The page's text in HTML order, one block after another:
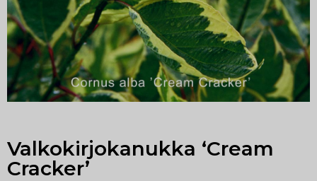
Valkokirjokanukka ‘Cream
Cracker’